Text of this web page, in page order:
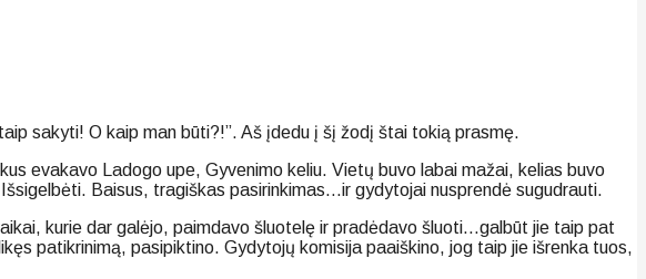
sakyti! O kaip man būti?!”. Aš įdedu į šį žodį štai tokią prasmę.
evakavo Ladogo upe, Gyvenimo keliu. Vietų buvo labai mažai, kelias buvo
Baisus, tragiškas pasirinkimas…ir gydytojai nusprendė sugudrauti.
kurie dar galėjo, paimdavo šluotelę ir pradėdavo šluoti…galbūt jie taip pat
patikrinimą, pasipiktino. Gydytojų komisija paaiškino, jog taip jie išrenka tuos,